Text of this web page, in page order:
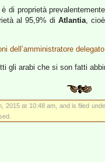
di proprietà
al 95,9% di Atlantia,
dell’amministratore
gli arabi che si son fatti
2015 at 10:48 am, and is filed